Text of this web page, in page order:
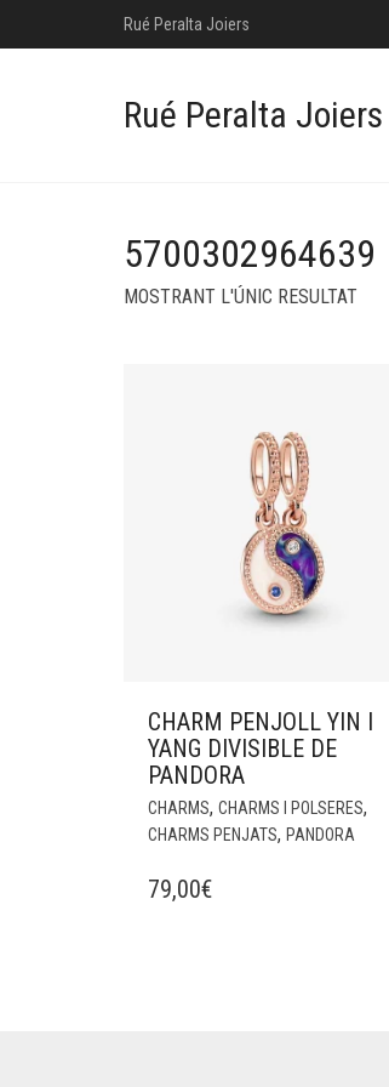
Rué Peralta Joiers
Rué Peralta Joiers
5700302964639
MOSTRANT L'ÚNIC RESULTAT
CHARM PENJOLL YIN I
YANG DIVISIBLE DE
PANDORA
CHARMS, CHARMS I POLSERES,
CHARMS PENJATS, PANDORA
79,00€